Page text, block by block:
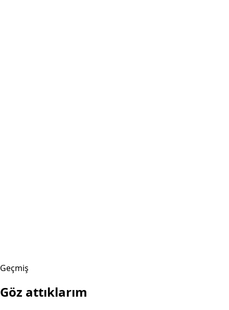
Geçmiş
Göz attıklarım